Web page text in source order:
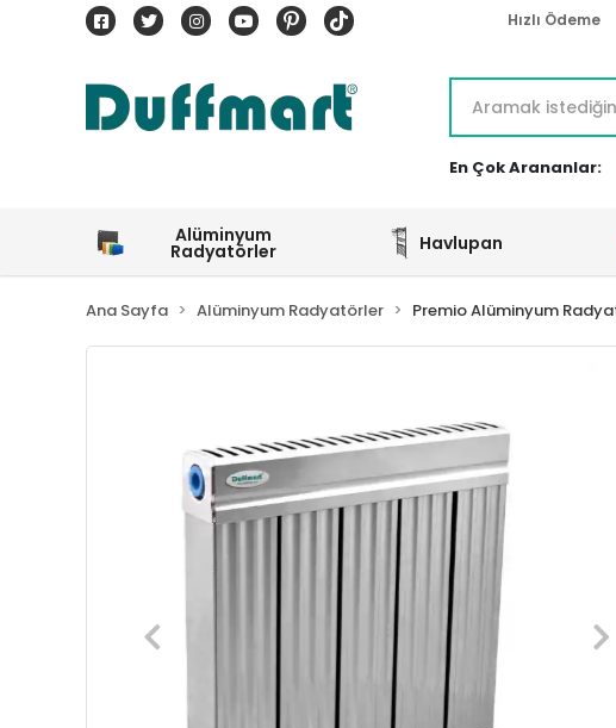
Hızlı Ödeme
En Çok Arananlar:
Alüminyum
Radyatörler Havlupan
Ana Sayfa Alüminyum Radyatörler Premio Alüminyum